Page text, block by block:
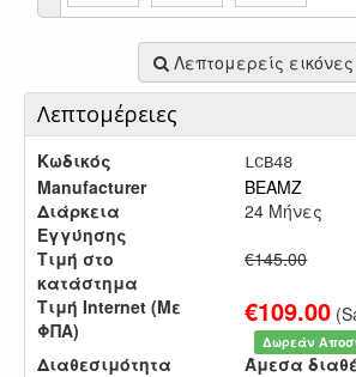
Λεπτομερείς εικόνες
Λεπτομέρειες
Κωδικός LCB48
Manufacturer
BEAMZ
Διάρκεια
Εγγύησης
24 Μήνες
Τιμή στο
κατάστημα
€145.00
Τιμή Internet (Με
ΦΠΑ)
€109.00
Δωρεάν
Διαθεσιμότητα Άμεσα